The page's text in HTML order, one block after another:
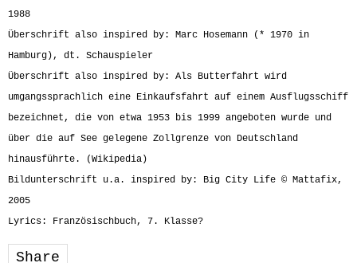
1988
Überschrift also inspired by: Marc Hosemann (* 1970 in
Hamburg), dt. Schauspieler
Überschrift also inspired by: Als Butterfahrt wird
umgangssprachlich eine Einkaufsfahrt auf einem Ausflugsschiff
bezeichnet, die von etwa 1953 bis 1999 angeboten wurde und
über die auf See gelegene Zollgrenze von Deutschland
hinausführte. (Wikipedia)
Bildunterschrift u.a. inspired by: Big City Life © Mattafix,
2005
Lyrics: Französischbuch, 7. Klasse?
Share